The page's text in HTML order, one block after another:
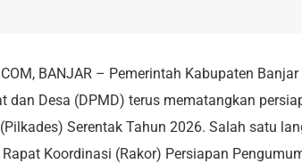
BANJAR – Pemerintah Kabupaten
dan Desa (DPMD) terus mematangkan
Serentak Tahun 2026. Salah satu
Koordinasi (Rakor) Persiapan